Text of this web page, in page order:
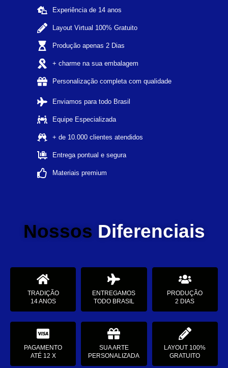
Experiência de 14 anos
Layout Virtual 100% Gratuito
Produção apenas 2 Dias
+ charme na sua embalagem
Personalização completa com qualidade
Enviamos para todo Brasil
Equipe Especializada
+ de 10.000 clientes atendidos
Entrega pontual e segura
Materiais premium
Nossos Diferenciais
TRADIÇÃO
14 ANOS
ENTREGAMOS
TODO BRASIL
PRODUÇÃO
2 DIAS
PAGAMENTO
ATÉ 12 X
SUA ARTE
PERSONALIZADA
LAYOUT 100%
GRATUITO